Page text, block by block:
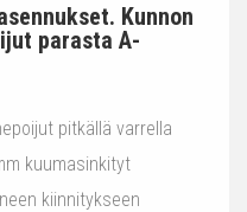
Kunnon
parasta A-
pitkällä varrella
kuumasinkityt
kiinnitykseen